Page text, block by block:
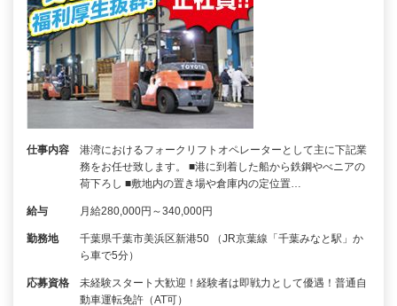
仕事内容
港湾におけるフォークリフトオペレーターとして主に下記業
務をお任せ致します。 ■港に到着した船から鉄鋼やべニアの
荷下ろし ■敷地内の置き場や倉庫内の定位置…
給与 月給280,000円～340,000円
勤務地
千葉県千葉市美浜区新港50 （JR京葉線「千葉みなと駅」か
ら車で5分）
応募資格
未経験スタート大歓迎！経験者は即戦力として優遇！普通自
動車運転免許（AT可）